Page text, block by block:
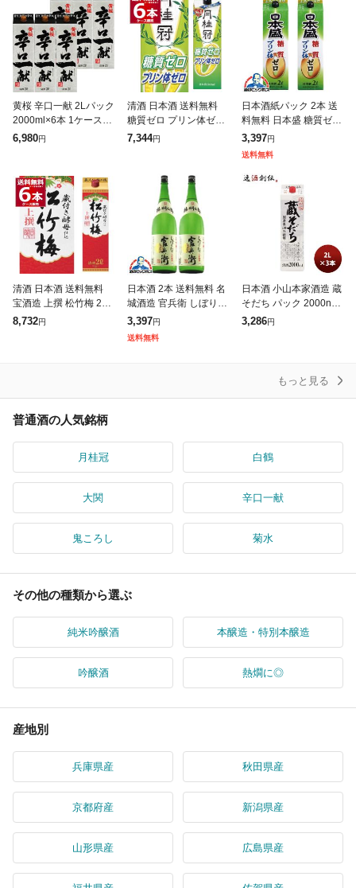
黄桜 辛口一献 2Lパック
2000ml×6本 1ケース u-
yu
6,980円
清酒 日本酒 送料無料
糖質ゼロ プリン体ゼロ
月桂冠 糖質 プリン体W
7,344円
日本酒紙パック 2本 送
料無料 日本盛 糖質ゼロ
プリン体ゼロ 2000ml×
2本(002) 『FSH』
3,397円
送料無料
清酒 日本酒 送料無料
宝酒造 上撰 松竹梅 2L
パック 2000ml×6本(1
8,732円
日本酒 2本 送料無料 名
城酒造 官兵衛 しぼりた
て 生貯蔵 1800ml×2本
(002)『OMS』
3,397円
送料無料
日本酒 小山本家酒造 蔵
そだち パック 2000nl 2
L 3本 お酒 お酒 父の日
3,286円
もっと見る
普通酒の人気銘柄
月桂冠 白鶴
大関 辛口一献
鬼ころし 菊水
その他の種類から選ぶ
純米吟醸酒 本醸造・特別本醸造
吟醸酒 熱燗に◎
産地別
兵庫県産 秋田県産
京都府産 新潟県産
山形県産 広島県産